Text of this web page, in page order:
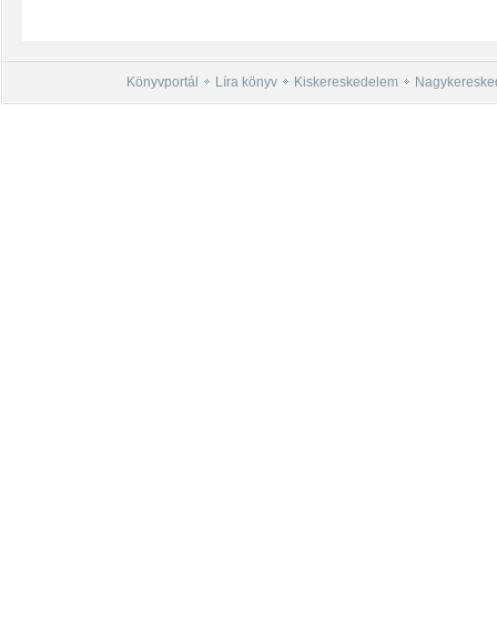
Könyvportál Líra könyv Kiskereskedelem